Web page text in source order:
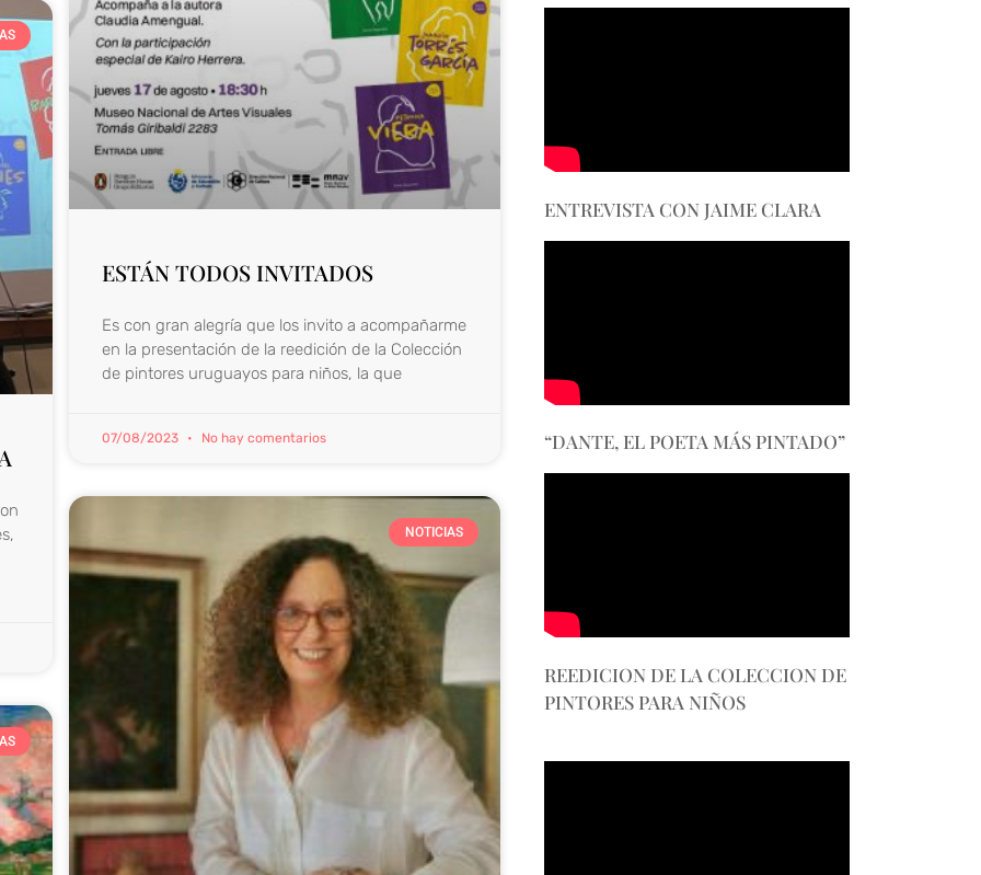
ESTÁN TODOS INVITADOS
Es con gran alegría que los invito a acompañarme
en la presentación de la reedición de la Colección
de pintores uruguayos para niños, la que
07/08/2023 No hay comentarios
NOTICIAS
ENTREVISTA CON JAIME CLARA
“DANTE, EL POETA MÁS PINTADO”
REEDICION DE LA COLECCION DE
PINTORES PARA NIÑOS